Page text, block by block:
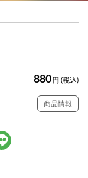
880 円 (税込)
商品情報